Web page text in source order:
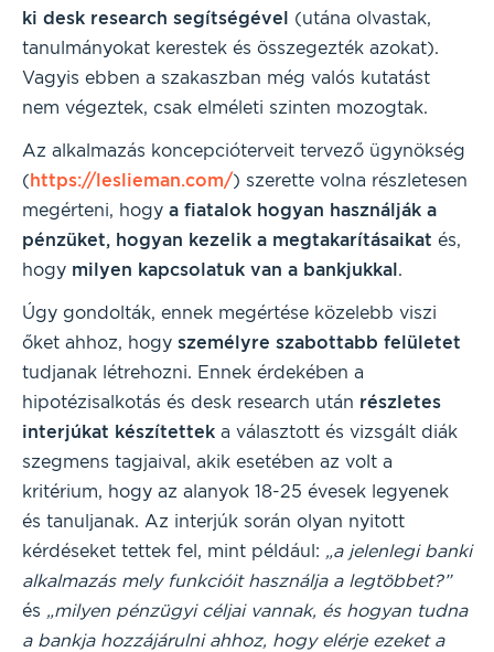
ki desk research segítségével (utána olvastak,
tanulmányokat kerestek és összegezték azokat).
Vagyis ebben a szakaszban még valós kutatást
nem végeztek, csak elméleti szinten mozogtak.
Az alkalmazás koncepcióterveit tervező ügynökség
(https://leslieman.com/) szerette volna részletesen
megérteni, hogy a fiatalok hogyan használják a
pénzüket, hogyan kezelik a megtakarításaikat és,
hogy milyen kapcsolatuk van a bankjukkal.
Úgy gondolták, ennek megértése közelebb viszi
őket ahhoz, hogy személyre szabottabb felületet
tudjanak létrehozni. Ennek érdekében a
hipotézisalkotás és desk research után részletes
interjúkat készítettek a választott és vizsgált diák
szegmens tagjaival, akik esetében az volt a
kritérium, hogy az alanyok 18-25 évesek legyenek
és tanuljanak. Az interjúk során olyan nyitott
kérdéseket tettek fel, mint például: „a jelenlegi banki
alkalmazás mely funkcióit használja a legtöbbet?”
és „milyen pénzügyi céljai vannak, és hogyan tudna
a bankja hozzájárulni ahhoz, hogy elérje ezeket a